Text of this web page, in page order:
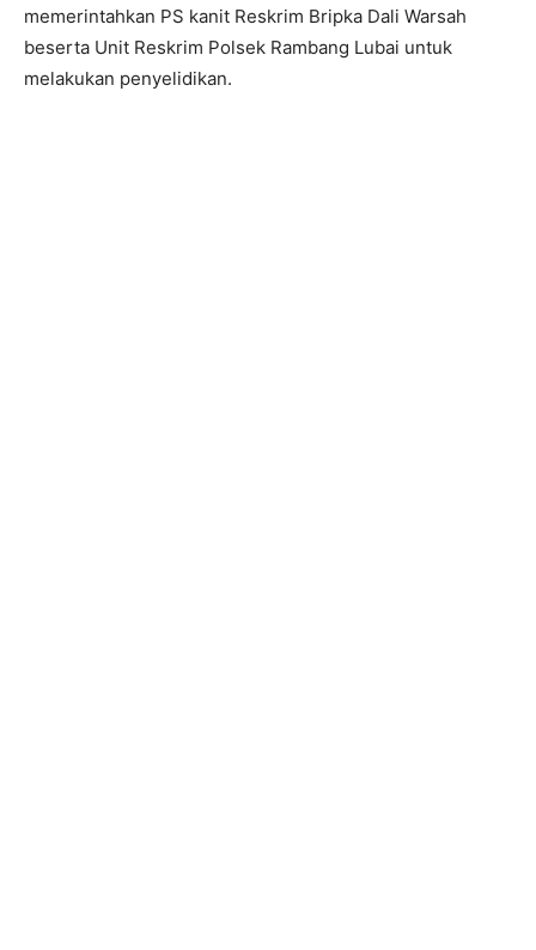
memerintahkan PS kanit Reskrim Bripka Dali Warsah
beserta Unit Reskrim Polsek Rambang Lubai untuk
melakukan penyelidikan.